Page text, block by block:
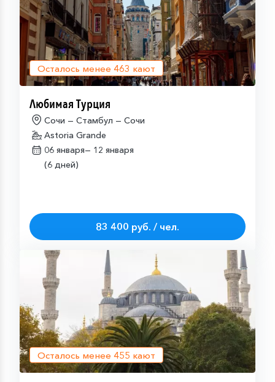
Осталось менее 463 кают
Любимая Турция
Сочи — Стамбул — Сочи
Astoria Grande
06 января— 12 января
(6 дней)
83 400 руб. / чел.
Осталось менее 455 кают